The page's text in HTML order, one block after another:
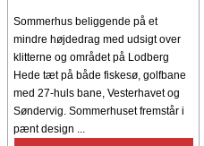
Sommerhus beliggende på et
mindre højdedrag med udsigt over
klitterne og området på Lodberg
Hede tæt på både fiskesø, golfbane
med 27-huls bane, Vesterhavet og
Søndervig. Sommerhuset fremstår i
pænt design ...